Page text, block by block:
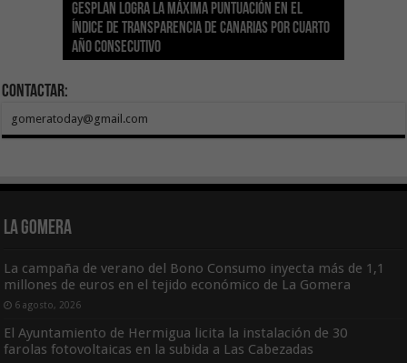
Gesplan logra la máxima puntuación en el
Índice de Transparencia de Canarias por cuarto
año consecutivo
El Gobierno canario concede ayudas del
POSEICAN-Pesca al sector por valor de 7,09 M€
tras aumentar las cuantías
Transición Ecológica coordina con Ashotel su
adhesión a la Red de Refugios Climáticos de
Canarias
Visocan incorpora 170 pisos a su parque de
vivienda protegida en régimen de alquiler
asequible de Tenerife
Sanidad refuerza la capacidad diagnóstica de
los centros de salud con el impulso de la
ecografía clínica
El Gobierno de Canarias convoca el Concurso de
Sal Marina Agrocanarias 2026
Contactar:
gomeratoday@gmail.com
La Gomera
La campaña de verano del Bono Consumo inyecta más de 1,1
millones de euros en el tejido económico de La Gomera
6 agosto, 2026
El Ayuntamiento de Hermigua licita la instalación de 30
farolas fotovoltaicas en la subida a Las Cabezadas